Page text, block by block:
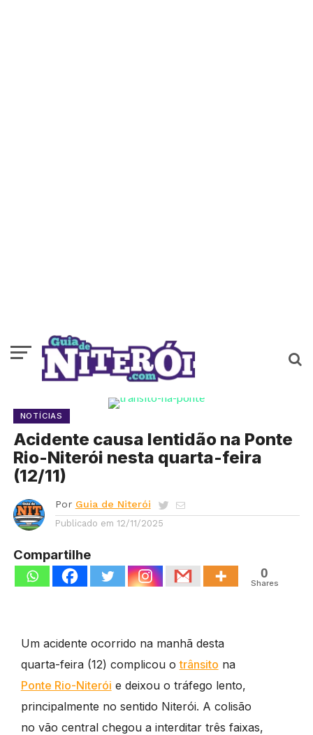
NOTÍCIAS
Acidente causa lentidão na Ponte
Rio-Niterói nesta quarta-feira
(12/11)
Por Guia de Niterói
Publicado em 12/11/2025
Compartilhe
0
Shares
Um acidente ocorrido na manhã desta
quarta-feira (12) complicou otrânsito na
Ponte Rio-Niterói e deixou o tráfego lento,
principalmente no sentido Niterói. A colisão
no vão central chegou a interditar três faixas,